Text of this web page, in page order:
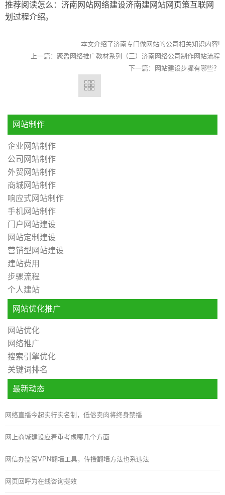
推荐阅读怎么：济南网站网络建设济南建网站网页策互联网
划过程介绍。
本文介绍了济南专门做网站的公司相关知识内容!
上一篇： 聚盈网络推广教材系列（三）济南网络公司制作网站流程
下一篇：
网站建设步骤有哪些？
网站制作
企业网站制作
公司网站制作
外贸网站制作
商城网站制作
响应式网站制作
手机网站制作
门户网站建设
网站定制建设
营销型网站建设
建站费用
步骤流程
个人建站
网站优化推广
网站优化
网络推广
搜索引擎优化
关键词排名
最新动态
网络直播今起实行实名制，低俗卖肉将终身禁播
网上商城建设应着重考虑哪几个方面
网信办监管VPN翻墙工具，传授翻墙方法也系违法
网页回呼为在线咨询提效